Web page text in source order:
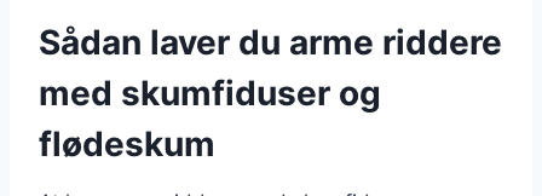
Sådan laver du arme riddere
med skumfiduser og
flødeskum